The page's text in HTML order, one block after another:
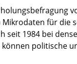
Mikrodaten für
seit 1984 bei
können politische